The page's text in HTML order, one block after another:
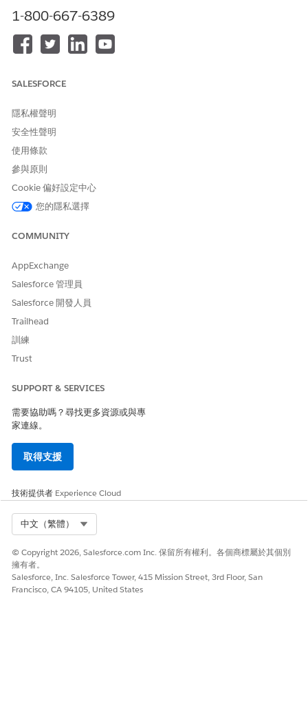
未設定安全性風險
行動連線應用程式工作階段的過多 PIN 逾時間隔會導致遭竊或遺失
洞。
威脅情況
攻擊者在合法使用者停止使用行動裝置後不久就取得行動裝置的實
際擁有權,並成功提取敏感的客戶資料,因為閒置計時器尚未觸發重新
驗證挑戰。
估計 CVSS 分數範圍
無法強制執行短逾時間隔,進而協助未經授權使用已啟用工作階段權
杖和逸出快取離線資料,進而可能導致組織資料機密性的重大違規。
當行動應用程式部署在未受管理的個人裝置上,或授與應用程式對高
逾時更嚴格的整體系統層級螢幕鎖定。
業務與整合考量事項
5 分鐘逾時是高敏度環境的建議標準,可防止實體資料缺口,而較長的
建議的補救措施
前往特定連線的應用程式的「行動應用程式設定」,並將「需要 PIN
after」值設定為 5 分鐘,以確保在閒置時快速鎖定工作階段。
安全性健康檢閱指南
1-800-667-6389
SALESFORCE
隱私權聲明
安全性聲明
使用條款
參與原則
Cookie 偏好設定中心
您的隱私選擇
COMMUNITY
AppExchange
Salesforce 管理員
Salesforce 開發人員
Trailhead
訓練
Trust
SUPPORT & SERVICES
需要協助嗎？尋找更多資源或與專
家連線。
取得支援
技術提供者 Experience Cloud
中文（繁體）
© Copyright 2026, Salesforce.com Inc. 保留所有權利。各個商標屬於其個別
擁有者。
Salesforce, Inc. Salesforce Tower, 415 Mission Street, 3rd Floor, San
Francisco, CA 94105, United States